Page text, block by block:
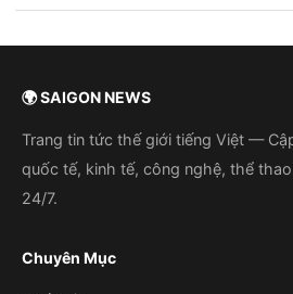
🌍 SAIGON NEWS
Trang tin tức thế giới tiếng Việt —
quốc tế, kinh tế, công nghệ, thể
24/7.
Chuyên Mục